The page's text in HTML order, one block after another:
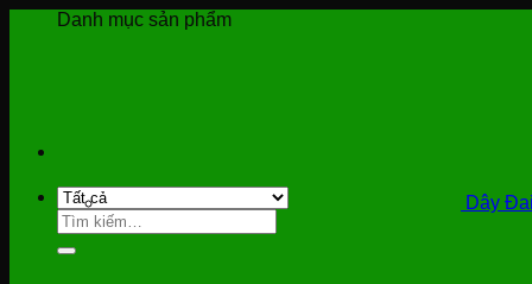
Tìm
kiếm:
Danh mục sản phẩm
Dây